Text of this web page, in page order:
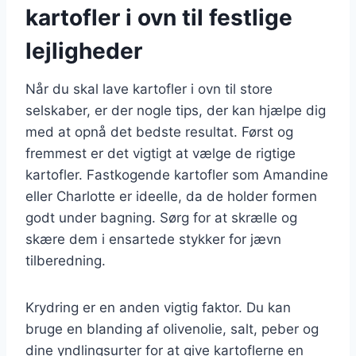
kartofler i ovn til festlige
lejligheder
Når du skal lave kartofler i ovn til store
selskaber, er der nogle tips, der kan hjælpe dig
med at opnå det bedste resultat. Først og
fremmest er det vigtigt at vælge de rigtige
kartofler. Fastkogende kartofler som Amandine
eller Charlotte er ideelle, da de holder formen
godt under bagning. Sørg for at skrælle og
skære dem i ensartede stykker for jævn
tilberedning.
Krydring er en anden vigtig faktor. Du kan
bruge en blanding af olivenolie, salt, peber og
dine yndlingsurter for at give kartoflerne en